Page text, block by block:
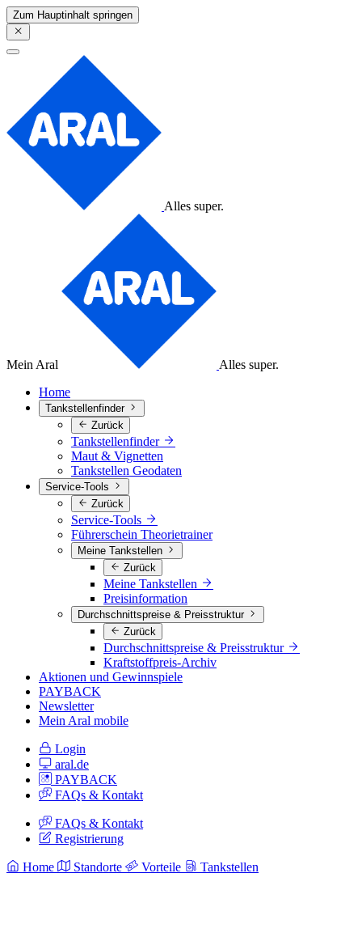
Zum Hauptinhalt springen
Alles super.
Mein Aral
Alles super.
Home
Tankstellenfinder
Zurück
Tankstellenfinder
Maut & Vignetten
Tankstellen Geodaten
Service-Tools
Zurück
Service-Tools
Führerschein Theorietrainer
Meine Tankstellen
Zurück
Meine Tankstellen
Preisinformation
Durchschnittspreise & Preisstruktur
Zurück
Durchschnittspreise & Preisstruktur
Kraftstoffpreis-Archiv
Aktionen und Gewinnspiele
PAYBACK
Newsletter
Mein Aral mobile
Login
aral.de
PAYBACK
FAQs & Kontakt
FAQs & Kontakt
Registrierung
Home Standorte Vorteile Tankstellen